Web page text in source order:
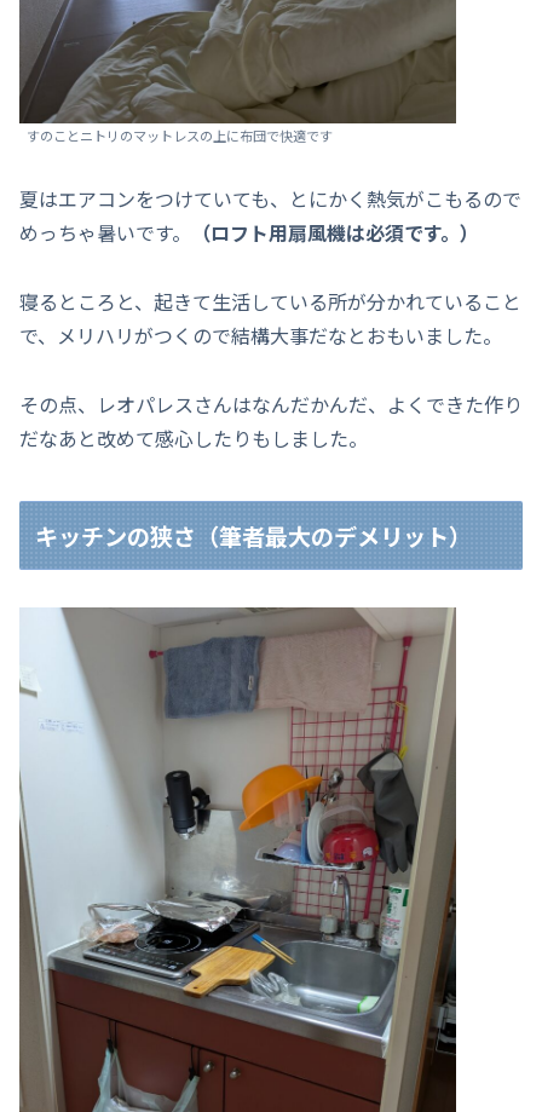
すのことニトリのマットレスの上に布団で快適です
夏はエアコンをつけていても、とにかく熱気がこもるので
めっちゃ暑いです。
（ロフト用扇風機は必須です。）
寝るところと、起きて生活している所が分かれていること
で、メリハリがつくので結構大事だなとおもいました。
その点、レオパレスさんはなんだかんだ、よくできた作り
だなあと改めて感心したりもしました。
キッチンの狭さ（筆者最大のデメリット）